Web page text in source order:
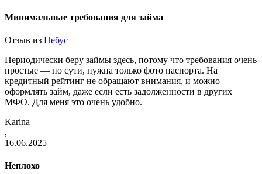
Минимальные требования для займа
Отзыв из Небус
Периодически беру займы здесь, потому что требования очень
простые — по сути, нужна только фото паспорта. На
кредитный рейтинг не обращают внимания, и можно
оформлять займ, даже если есть задолженности в других
МФО. Для меня это очень удобно.
Karina
,
16.06.2025
Неплохо